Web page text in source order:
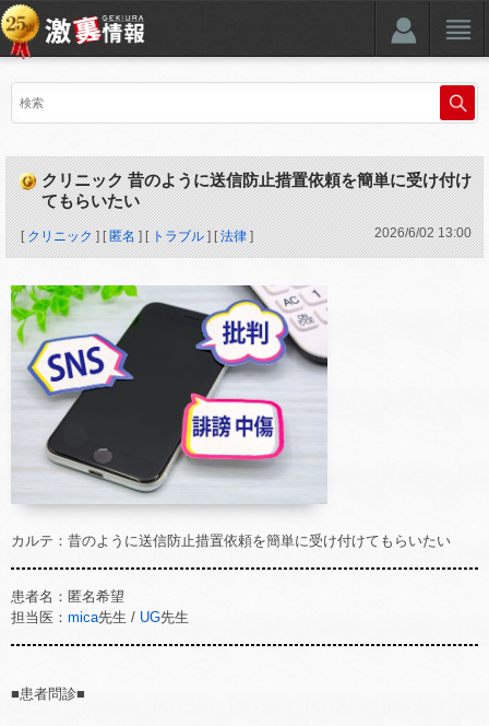
クリニック 昔のように送信防止措置依頼を簡単に受け付け
てもらいたい
[ クリニック ] [ 匿名 ] [ トラブル ] [法律 ] 2026/6/02 13:00
カルテ：昔のように送信防止措置依頼を簡単に受け付けてもらいたい
患者名：匿名希望
担当医： mica先生 / UG先生
■患者問診■